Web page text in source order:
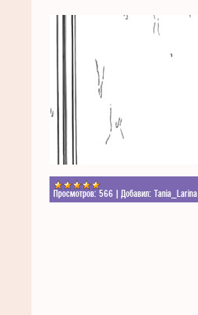
Просмотров: 566 Добавил: Tania_Larina